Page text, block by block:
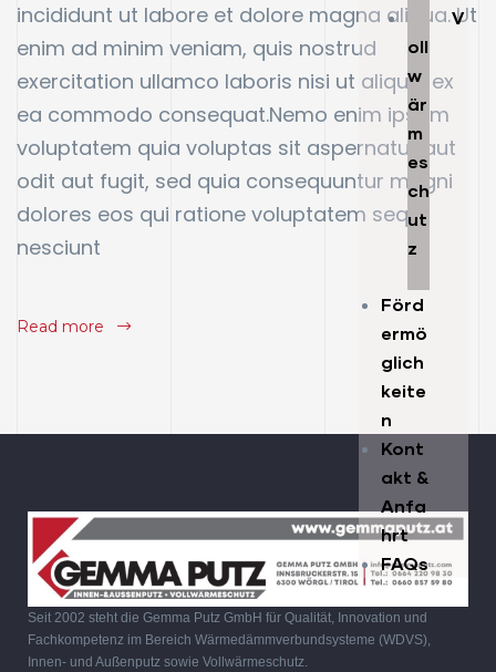
V
oll
w
är
m
es
ch
ut
z
Förd
ermö
glich
keite
n
Kont
akt &
Anfa
hrt
FAQs
incididunt ut labore et dolore magna aliqua. Ut
enim ad minim veniam, quis nostrud
exercitation ullamco laboris nisi ut aliquip ex
ea commodo consequat.Nemo enim ipsam
voluptatem quia voluptas sit aspernatur aut
odit aut fugit, sed quia consequuntur magni
dolores eos qui ratione voluptatem sequi
nesciunt
Read more
Seit 2002 steht die Gemma Putz GmbH für Qualität, Innovation und
Fachkompetenz im Bereich Wärmedämmverbundsysteme (WDVS),
Innen- und Außenputz sowie Vollwärmeschutz.